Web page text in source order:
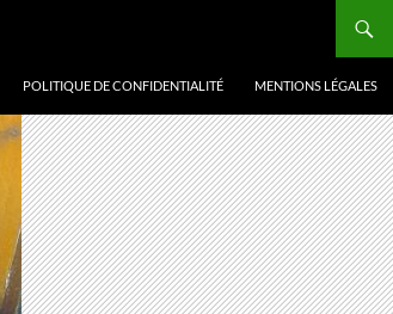
POLITIQUE DE CONFIDENTIALITÉ MENTIONS LÉGALES